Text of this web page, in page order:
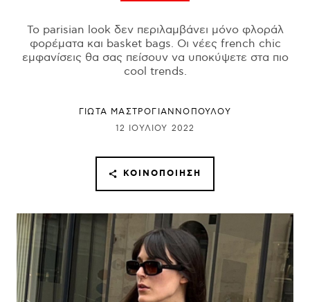
Το parisian look δεν περιλαμβάνει μόνο φλοράλ
φορέματα και basket bags. Οι νέες french chic
εμφανίσεις θα σας πείσουν να υποκύψετε στα πιο
cool trends.
ΓΙΩΤΑ ΜΑΣΤΡΟΓΙΑΝΝΟΠΟΥΛΟΥ
12 ΙΟΥΛΊΟΥ 2022
ΚΟΙΝΟΠΟΊΗΣΗ